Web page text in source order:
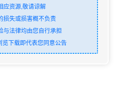
应资源,敬请谅解
损失或损害概不负责
与法律均由您自行承担
下载即代表您同意公告